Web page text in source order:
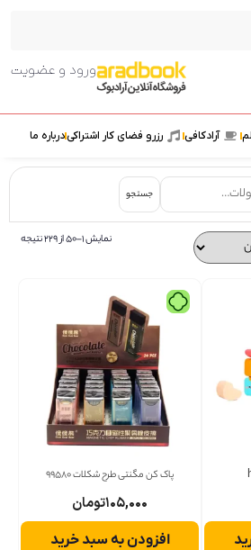
ورود و عضویت
آرادکافی رزرو فضای کار اشتراکیدرباره ما
جستجو
نمایش 1–50 از 229 نتیجه
پاک کن مگنتی طرح شکلات 99580
۱۰۵,۰۰۰تومان
افزودن به سبد خرید